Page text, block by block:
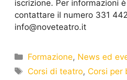
iscrizione. Per informazioni
contattare il numero 331
info@noveteatro.it
Formazione, News ed
Corsi di teatro, Corsi per